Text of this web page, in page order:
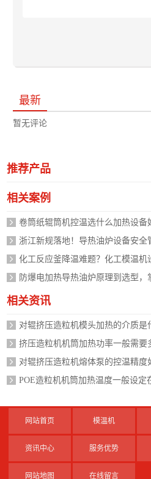
最新
暂无评论
推荐产品
相关案例
卷筒纸辊筒机控温选什么加热设备
化工反应釜降温难题？化工模温机
防爆电加热导热油炉原理到选型，
相关资讯
对辊挤压造粒机模头加热的介质是
挤压造粒机机筒加热功率一般需要
对辊挤压造粒机熔体泵的控温精度
POE造粒机机筒加热温度一般设定
网站首页 模温机
资讯中心 服务优势
网站地图 在线留言